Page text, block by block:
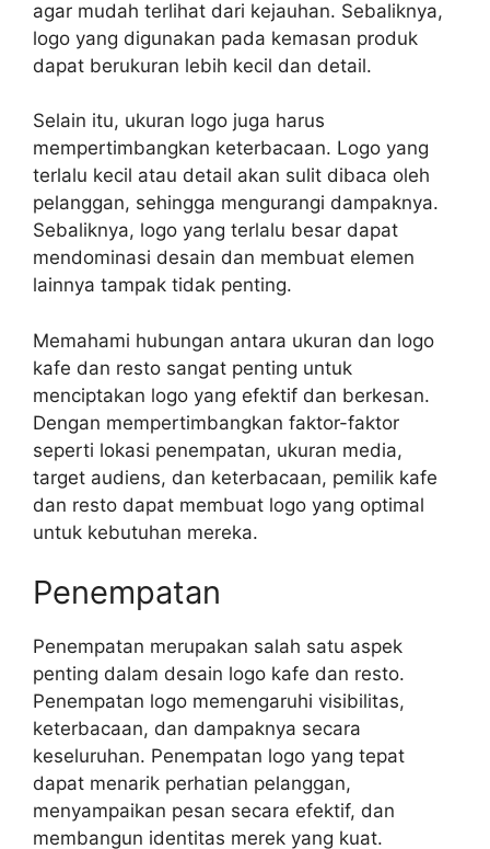
agar mudah terlihat dari kejauhan. Sebaliknya,
logo yang digunakan pada kemasan produk
dapat berukuran lebih kecil dan detail.
Selain itu, ukuran logo juga harus
mempertimbangkan keterbacaan. Logo yang
terlalu kecil atau detail akan sulit dibaca oleh
pelanggan, sehingga mengurangi dampaknya.
Sebaliknya, logo yang terlalu besar dapat
mendominasi desain dan membuat elemen
lainnya tampak tidak penting.
Memahami hubungan antara ukuran dan logo
kafe dan resto sangat penting untuk
menciptakan logo yang efektif dan berkesan.
Dengan mempertimbangkan faktor-faktor
seperti lokasi penempatan, ukuran media,
target audiens, dan keterbacaan, pemilik kafe
dan resto dapat membuat logo yang optimal
untuk kebutuhan mereka.
Penempatan
Penempatan merupakan salah satu aspek
penting dalam desain logo kafe dan resto.
Penempatan logo memengaruhi visibilitas,
keterbacaan, dan dampaknya secara
keseluruhan. Penempatan logo yang tepat
dapat menarik perhatian pelanggan,
menyampaikan pesan secara efektif, dan
membangun identitas merek yang kuat.